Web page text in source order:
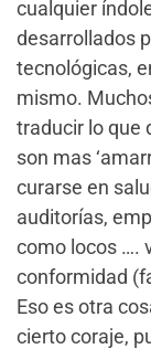
cualquier
desarrollados
tecnológicas,
mismo.
traducir lo que
son mas
curarse en
auditorías,
como locos ….
conformidad
Eso es otra
cierto coraje,